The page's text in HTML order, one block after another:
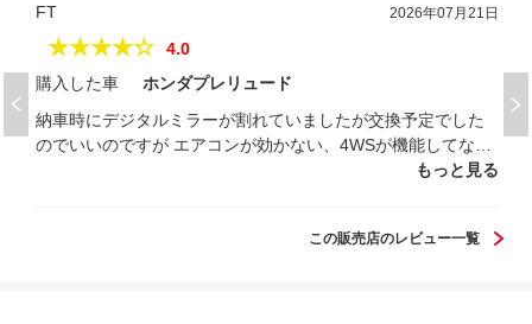
FT 2026年07月21日
★★★★☆
4.0
購入した車
ホンダプレリュード
納車時にデジタルミラーが割れていましたが交換予定でした
のでいいのですが エアコンが効かない、4WSが機能してな
い、パワーアンテナが戻らないなどの 不具合は事前に告知し
もっと見る
この販売店のレビュー一覧